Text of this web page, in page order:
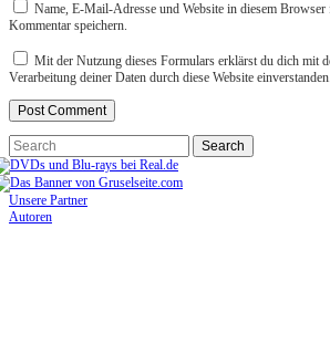
Name, E-Mail-Adresse und Website in diesem Browser
Kommentar speichern.
Mit der Nutzung dieses Formulars erklärst du dich mit
Verarbeitung deiner Daten durch diese Website einverstanden.
Unsere Partner
Autoren